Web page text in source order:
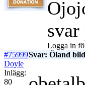
svar
Logga in
#75999Svar: Öland
Doyle
Inlägg:
80